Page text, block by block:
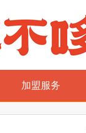
加盟服务